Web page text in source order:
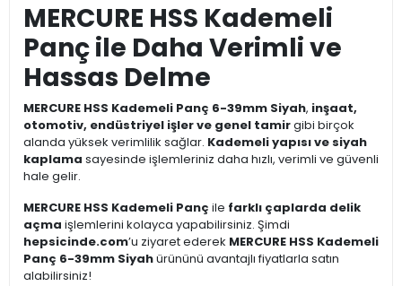
MERCURE HSS Kademeli
Panç ile Daha Verimli ve
Hassas Delme
MERCURE HSS Kademeli Panç 6-39mm Siyah, inşaat,
otomotiv, endüstriyel işler ve genel tamirgibi birçok
alanda yüksek verimlilik sağlar. Kademeli yapısı ve siyah
kaplama sayesinde işlemleriniz daha hızlı, verimli ve güvenli
hale gelir.
MERCURE HSS Kademeli Panç ile farklı çaplarda delik
açma işlemlerini kolayca yapabilirsiniz. Şimdi
hepsicinde.com’u ziyaret ederek MERCURE HSS Kademeli
Panç 6-39mm Siyahürününü avantajlı fiyatlarla satın
alabilirsiniz!